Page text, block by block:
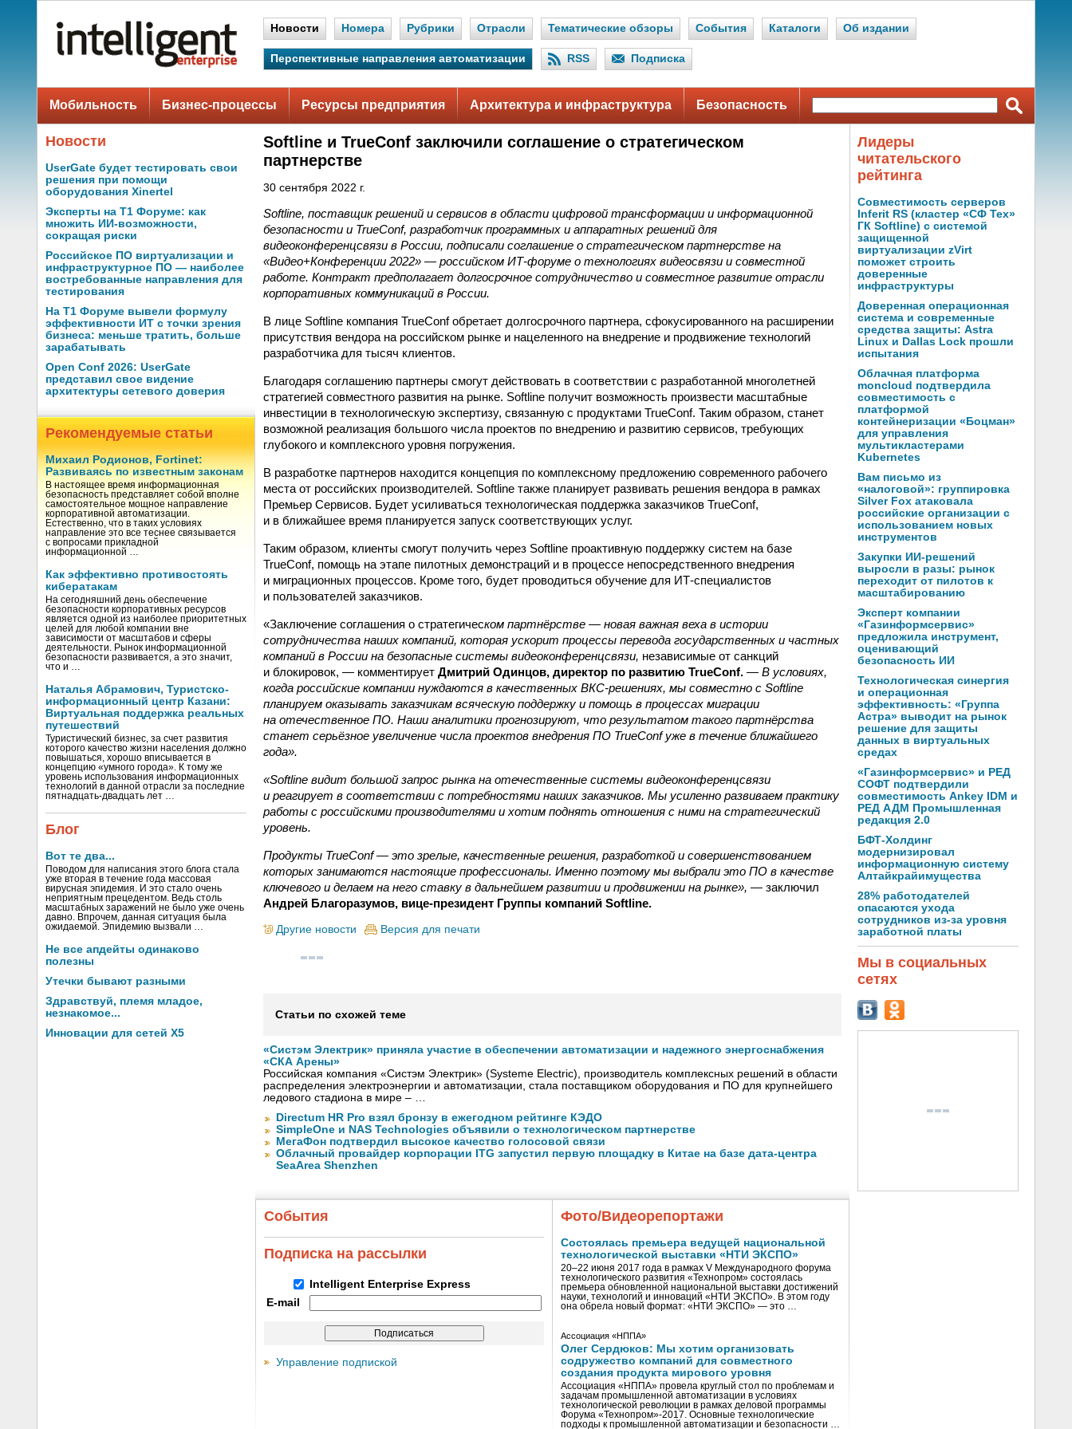
Новости Номера Рубрики Отрасли Тематические обзоры События Каталоги Об издании
Перспективные направления автоматизации RSS Подписка
Мобильность Бизнес-процессы Ресурсы предприятия Архитектура и инфраструктура Безопасность
Новости
UserGate будет тестировать свои
решения при помощи
оборудования Xinertel
Эксперты на Т1 Форуме: как
множить ИИ-возможности,
сокращая риски
Российское ПО виртуализации и
инфраструктурное ПО — наиболее
востребованные направления для
тестирования
На Т1 Форуме вывели формулу
эффективности ИТ с точки зрения
бизнеса: меньше тратить, больше
зарабатывать
Open Conf 2026: UserGate
представил свое видение
архитектуры сетевого доверия
Рекомендуемые статьи
Михаил Родионов, Fortinet:
Развиваясь по известным законам
В настоящее время информационная
безопасность представляет собой вполне
самостоятельное мощное направление
корпоративной автоматизации.
Естественно, что в таких условиях
направление это все теснее связывается
с вопросами прикладной
информационной …
Как эффективно противостоять
кибератакам
На сегодняшний день обеспечение
безопасности корпоративных ресурсов
является одной из наиболее приоритетных
целей для любой компании вне
зависимости от масштабов и сферы
деятельности. Рынок информационной
безопасности развивается, а это значит,
что и …
Наталья Абрамович, Туристско-
информационный центр Казани:
Виртуальная поддержка реальных
путешествий
Туристический бизнес, за счет развития
которого качество жизни населения должно
повышаться, хорошо вписывается в
концепцию «умного города». К тому же
уровень использования информационных
технологий в данной отрасли за последние
пятнадцать-двадцать лет …
Блог
Вот те два...
Поводом для написания этого блога стала
уже вторая в течение года массовая
вирусная эпидемия. И это стало очень
неприятным прецедентом. Ведь столь
масштабных заражений не было уже очень
давно. Впрочем, данная ситуация была
ожидаемой. Эпидемию вызвали …
Не все апдейты одинаково
полезны
Утечки бывают разными
Здравствуй, племя младое,
незнакомое...
Инновации для сетей X5
Softline и TrueConf заключили соглашение о стратегическом
партнерстве
30 сентября 2022 г.
Softline, поставщик решений и сервисов в области цифровой трансформации и информационной
безопасности и TrueConf, разработчик программных и аппаратных решений для
видеоконференцсвязи в России, подписали соглашение о стратегическом партнерстве на
«‎Видео+Конференции 2022» — российском ИТ-форуме о технологиях видеосвязи и совместной
работе. Контракт предполагает долгосрочное сотрудничество и совместное развитие отрасли
корпоративных коммуникаций в России.
В лице Softline компания TrueConf обретает долгосрочного партнера, сфокусированного на расширении
присутствия вендора на российском рынке и нацеленного на внедрение и продвижение технологий
разработчика для тысяч клиентов.
Благодаря соглашению партнеры смогут действовать в соответствии с разработанной многолетней
стратегией совместного развития на рынке. Softline получит возможность произвести масштабные
инвестиции в технологическую экспертизу, связанную с продуктами TrueConf. Таким образом, станет
возможной реализация большого числа проектов по внедрению и развитию сервисов, требующих
глубокого и комплексного уровня погружения.
В разработке партнеров находится концепция по комплексному предложению современного рабочего
места от российских производителей. Softline также планирует развивать решения вендора в рамках
Премьер Сервисов. Будет усиливаться технологическая поддержка заказчиков TrueConf,
и в ближайшее время планируется запуск соответствующих услуг.
Таким образом, клиенты смогут получить через Softline проактивную поддержку систем на базе
TrueConf, помощь на этапе пилотных демонстраций и в процессе непосредственного внедрения
и миграционных процессов. Кроме того, будет проводиться обучение для ИТ-специалистов
и пользователей заказчиков.
«Заключение соглашения о стратегическом партнёрстве — новая важная веха в истории
сотрудничества наших компаний, которая ускорит процессы перевода государственных и частных
компаний в России на безопасные системы видеоконференцсвязи, независимые от санкций
и блокировок, — комментирует Дмитрий Одинцов, директор по развитию TrueConf. — В условиях,
когда российские компании нуждаются в качественных ВКС-решениях, мы совместно с Softline
планируем оказывать заказчикам всяческую поддержку и помощь в процессах миграции
на отечественное ПО. Наши аналитики прогнозируют, что результатом такого партнёрства
станет серьёзное увеличение числа проектов внедрения ПО TrueConf уже в течение ближайшего
года».
«Softline видит большой запрос рынка на отечественные системы видеоконференцсвязи
и реагирует в соответствии с потребностями наших заказчиков. Мы усиленно развиваем практику
работы с российскими производителями и хотим поднять отношения с ними на стратегический
уровень.
Продукты TrueConf — это зрелые, качественные решения, разработкой и совершенствованием
которых занимаются настоящие профессионалы. Именно поэтому мы выбрали это ПО в качестве
ключевого и делаем на него ставку в дальнейшем развитии и продвижении на рынке», — заключил
Андрей Благоразумов, вице-президент Группы компаний Softline.
Другие новости Версия для печати
Статьи по схожей теме
«Систэм Электрик» приняла участие в обеспечении автоматизации и надежного энергоснабжения
«СКА Арены»
Российская компания «Систэм Электрик» (Systeme Electric), производитель комплексных решений в области
распределения электроэнергии и автоматизации, стала поставщиком оборудования и ПО для крупнейшего
ледового стадиона в мире – …
Directum HR Pro взял бронзу в ежегодном рейтинге КЭДО
SimpleOne и NAS Technologies объявили о технологическом партнерстве
МегаФон подтвердил высокое качество голосовой связи
Облачный провайдер корпорации ITG запустил первую площадку в Китае на базе дата-центра
SeaArea Shenzhen
События
Подписка на рассылки
Intelligent Enterprise Express
E-mail
Управление подпиской
Фото/Видеорепортажи
Состоялась премьера ведущей национальной
технологической выставки «НТИ ЭКСПО»
20–22 июня 2017 года в рамках V Международного форума
технологического развития «Технопром» состоялась
премьера обновленной национальной выставки достижений
науки, технологий и инноваций «НТИ ЭКСПО». В этом году
она обрела новый формат: «НТИ ЭКСПО» — это …
Ассоциация «НППА»
Олег Сердюков: Мы хотим организовать
содружество компаний для совместного
создания продукта мирового уровня
Ассоциация «НППА» провела круглый стол по проблемам и
задачам промышленной автоматизации в условиях
технологической революции в рамках деловой программы
Форума «Технопром»-2017. Основные технологические
подходы к промышленной автоматизации и безопасности …
Лидеры
читательского
рейтинга
Совместимость серверов
Inferit RS (кластер «СФ Тех»
ГК Softline) с системой
защищенной
виртуализации zVirt
поможет строить
доверенные
инфраструктуры
Доверенная операционная
система и современные
средства защиты: Astra
Linux и Dallas Lock прошли
испытания
Облачная платформа
moncloud подтвердила
совместимость с
платформой
контейнеризации «Боцман»
для управления
мультикластерами
Kubernetes
Вам письмо из
«налоговой»: группировка
Silver Fox атаковала
российские организации с
использованием новых
инструментов
Закупки ИИ-решений
выросли в разы: рынок
переходит от пилотов к
масштабированию
Эксперт компании
«Газинформсервис»
предложила инструмент,
оценивающий
безопасность ИИ
Технологическая синергия
и операционная
эффективность: «Группа
Астра» выводит на рынок
решение для защиты
данных в виртуальных
средах
«Газинформсервис» и РЕД
СОФТ подтвердили
совместимость Ankey IDM и
РЕД АДМ Промышленная
редакция 2.0
БФТ-Холдинг
модернизировал
информационную систему
Алтайкрайимущества
28% работодателей
опасаются ухода
сотрудников из-за уровня
заработной платы
Мы в социальных
сетях